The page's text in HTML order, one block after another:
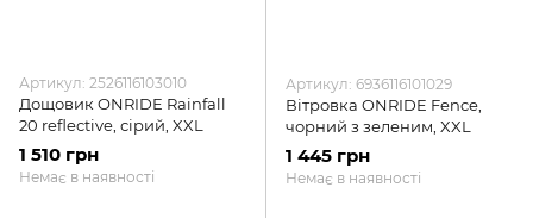
Артикул: 2526116103010
Дощовик ONRIDE Rainfall
20 reflective, сірий, XXL
1 510 грн
Немає в наявності
Артикул: 6936116101029
Вітровка ONRIDE Fence,
чорний з зеленим, XXL
1 445 грн
Немає в наявності